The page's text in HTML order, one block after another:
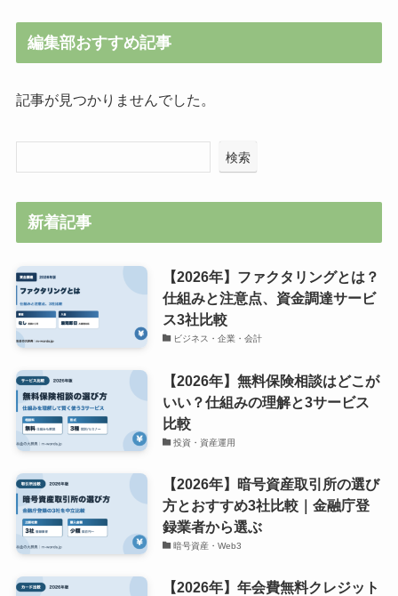
編集部おすすめ記事
記事が見つかりませんでした。
検索
新着記事
【2026年】ファクタリングとは？
仕組みと注意点、資金調達サービ
ス3社比較
ビジネス・企業・会計
【2026年】無料保険相談はどこが
いい？仕組みの理解と3サービス
比較
投資・資産運用
【2026年】暗号資産取引所の選び
方とおすすめ3社比較｜金融庁登
録業者から選ぶ
暗号資産・Web3
【2026年】年会費無料クレジット